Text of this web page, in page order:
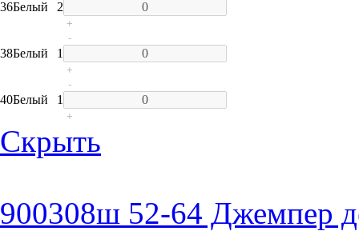
36Белый 2
+
38Белый 1
-
+
40Белый 1
-
+
Скрыть
900308ш 52-64 Джемпер